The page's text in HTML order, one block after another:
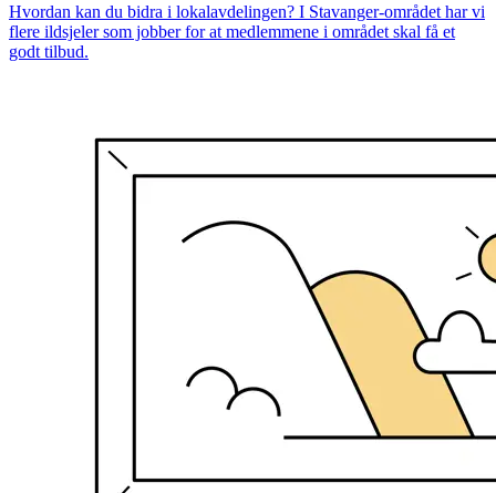
Hvordan kan du bidra i lokalavdelingen? I Stavanger-området har vi
flere ildsjeler som jobber for at medlemmene i området skal få et
godt tilbud.